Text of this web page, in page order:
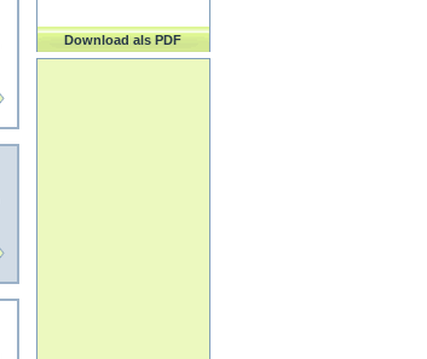
Download als PDF